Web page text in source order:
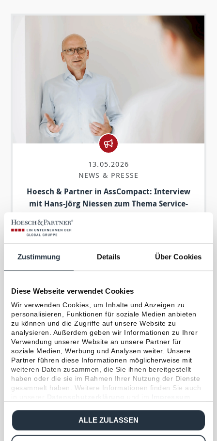
Zustimmung Details Über Cookies
Diese Webseite verwendet Cookies
Wir verwenden Cookies, um Inhalte und Anzeigen zu
personalisieren, Funktionen für soziale Medien anbieten
zu können und die Zugriffe auf unsere Website zu
analysieren. Außerdem geben wir Informationen zu Ihrer
Verwendung unserer Website an unsere Partner für
soziale Medien, Werbung und Analysen weiter. Unsere
Partner führen diese Informationen möglicherweise mit
weiteren Daten zusammen, die Sie ihnen bereitgestellt
haben oder die sie im Rahmen Ihrer Nutzung der Dienste
gesammelt haben. Weitere Informationen finden Sie auch
ALLE ZULASSEN
13.05.2026
NEWS & PRESSE
Hoesch & Partner in AssCompact: Interview
mit Hans-Jörg Niessen zum Thema Service-
Maklerunternehmen
Beitrag lesen
13.05.2026
NEWS & PRESSE